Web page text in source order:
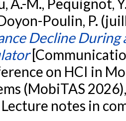
A.-M., Pequignot,
Poulin, P.
Decline
on HCI in
(MobiTAS
Lecture notes in